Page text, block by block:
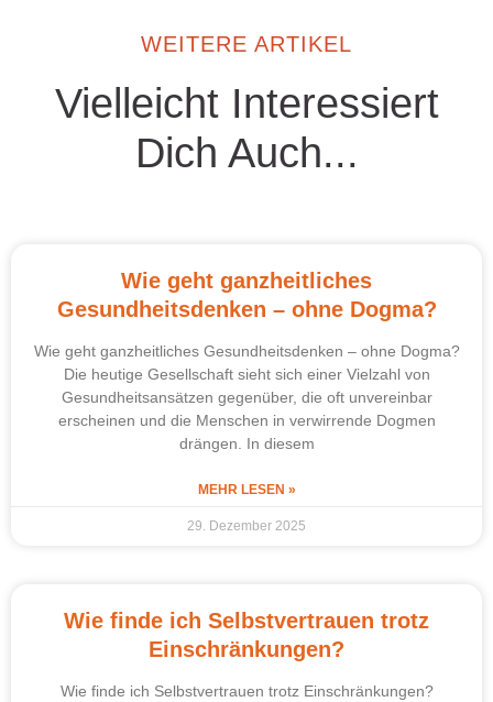
WEITERE ARTIKEL
Vielleicht Interessiert
Dich Auch...
Wie geht ganzheitliches
Gesundheitsdenken – ohne Dogma?
Wie geht ganzheitliches Gesundheitsdenken – ohne Dogma?
Die heutige Gesellschaft sieht sich einer Vielzahl von
Gesundheitsansätzen gegenüber, die oft unvereinbar
erscheinen und die Menschen in verwirrende Dogmen
drängen. In diesem
MEHR LESEN »
29. Dezember 2025
Wie finde ich Selbstvertrauen trotz
Einschränkungen?
Wie finde ich Selbstvertrauen trotz Einschränkungen?